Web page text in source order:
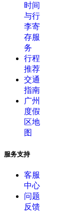
时间
与行
李寄
存服
务
行程
推荐
交通
指南
广州
度假
区地
图
服务支持
客服
中心
问题
反馈